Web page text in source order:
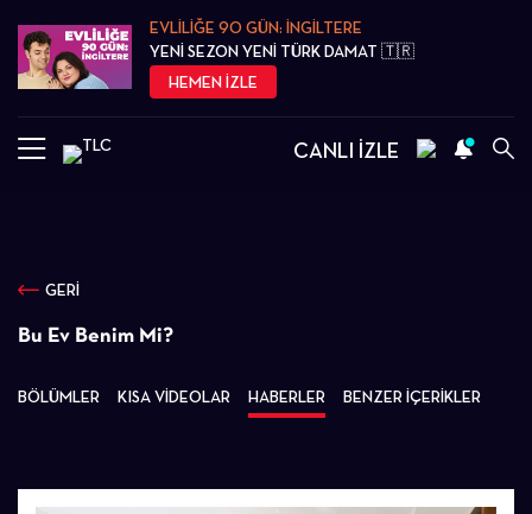
EVLİLİĞE 90 GÜN: İNGİLTERE
YENİ SEZON YENİ TÜRK DAMAT 🇹🇷
HEMEN İZLE
CANLI İZLE
GERİ
Bu Ev Benim Mi?
BÖLÜMLER KISA VİDEOLAR HABERLER BENZER İÇERİKLER